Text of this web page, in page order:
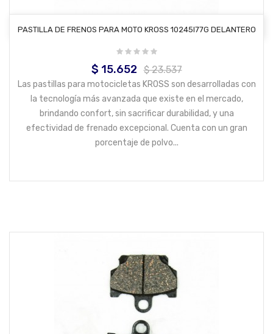
AÑADIR AL CARRITO
PASTILLA DE FRENOS PARA MOTO KROSS 10245I77G DELANTERO
Precio
$ 15.652
Precio
base
$ 23.537
Las pastillas para motocicletas KROSS son desarrolladas con
la tecnología más avanzada que existe en el mercado,
brindando confort, sin sacrificar durabilidad, y una
efectividad de frenado excepcional. Cuenta con un gran
porcentaje de polvo...